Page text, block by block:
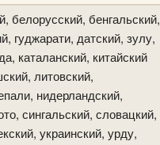
белорусский, бенгальский,
гуджарати, датский, зулу,
каталанский, китайский
литовский,
нидерландский,
сингальский, словацкий,
украинский, урду,